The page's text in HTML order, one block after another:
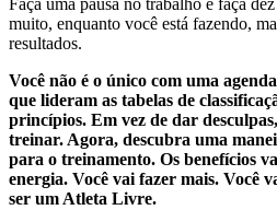
Faça uma pausa no trabalho e faça
muito, enquanto você está fazendo,
resultados.
Você não é o único com uma
que lideram as tabelas de
princípios. Em vez de dar
treinar. Agora, descubra uma
para o treinamento. Os benefícios
energia. Você vai fazer mais. Você
ser um Atleta Livre.